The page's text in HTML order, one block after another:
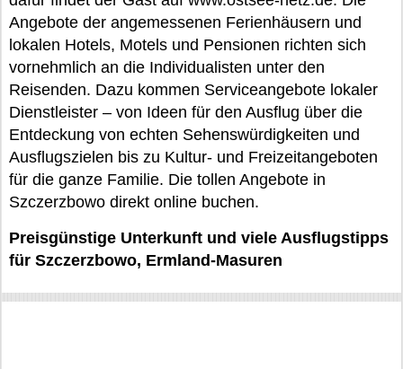
Angebote der angemessenen Ferienhäusern und
lokalen Hotels, Motels und Pensionen richten sich
vornehmlich an die Individualisten unter den
Reisenden. Dazu kommen Serviceangebote lokaler
Dienstleister – von Ideen für den Ausflug über die
Entdeckung von echten Sehenswürdigkeiten und
Ausflugszielen bis zu Kultur- und Freizeitangeboten
für die ganze Familie. Die tollen Angebote in
Szczerzbowo direkt online buchen.
Preisgünstige Unterkunft und viele Ausflugstipps
für Szczerzbowo, Ermland-Masuren